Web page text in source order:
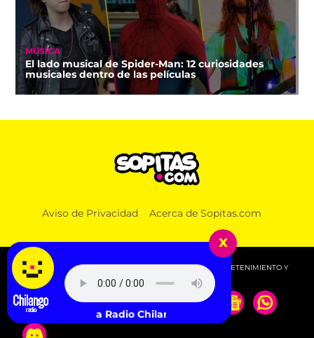
MÚSICA
El lado musical de Spider-Man: 12 curiosidades
musicales dentro de las películas
Aviso de Privacidad Acerca de Sopitas.com
© 2026 SOPITAS.COM - MÚSICA, NOTICIAS, DEPORTES, ENTRETENIMIENTO Y
MÁS!.
x
Escucha Radio Chilango -